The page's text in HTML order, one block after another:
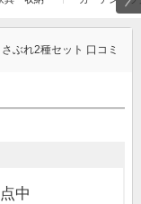
ぶれ2種セット 口コミ
中